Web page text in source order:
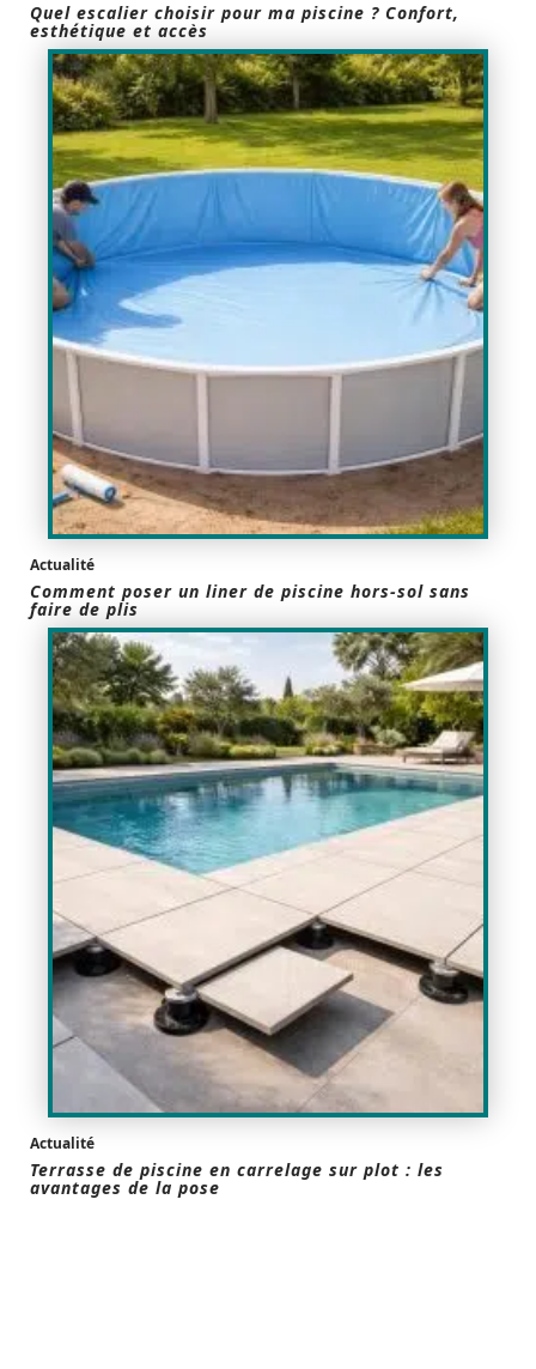
Quel escalier choisir pour ma piscine ? Confort,
esthétique et accès
Actualité
Comment poser un liner de piscine hors-sol sans
faire de plis
Actualité
Terrasse de piscine en carrelage sur plot : les
avantages de la pose